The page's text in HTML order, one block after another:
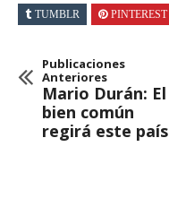
TUMBLR PINTEREST
Publicaciones
Anteriores
Mario Durán: El
bien común
regirá este país